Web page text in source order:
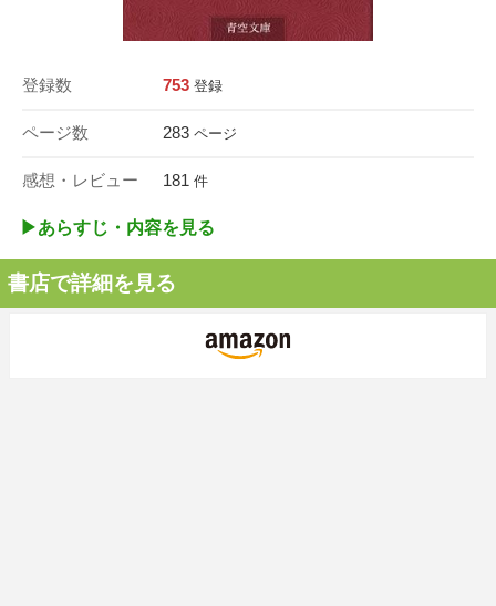
登録数 753 登録
ページ数 283 ページ
感想・レビュー 181 件
▶︎あらすじ・内容を見る
書店で詳細を見る